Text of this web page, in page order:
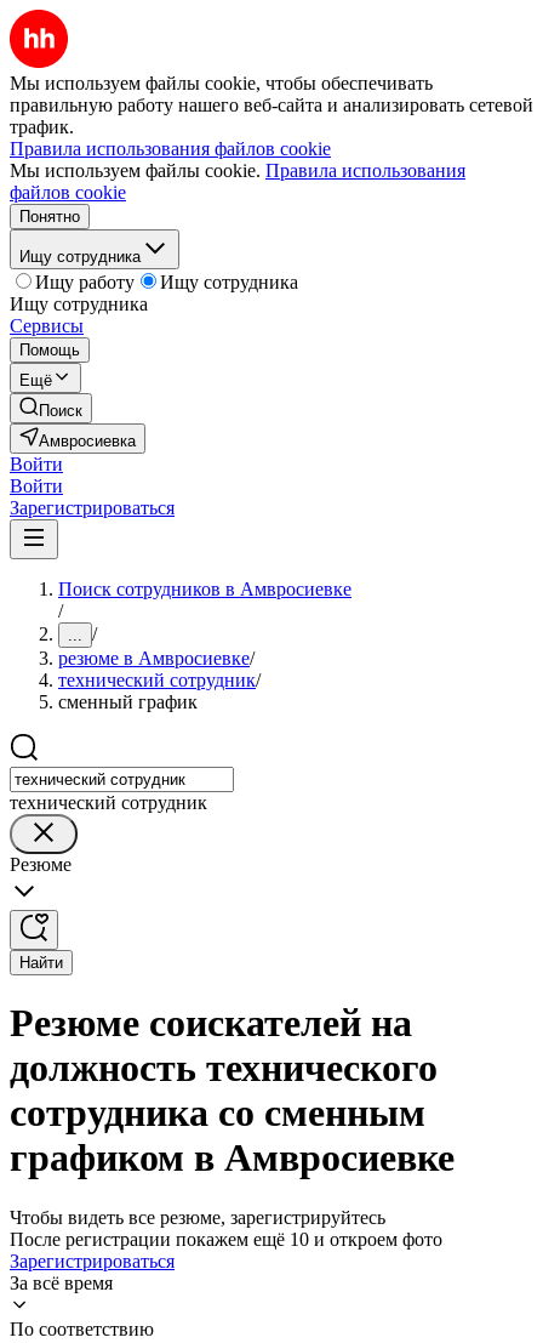
Мы используем файлы cookie, чтобы обеспечивать
правильную работу нашего веб-сайта и анализировать сетевой
трафик.
Правила использования файлов cookie
Мы используем файлы cookie. Правила использования
файлов cookie
Понятно
Ищу сотрудника
Ищу работу
Ищу сотрудника
Ищу сотрудника
Сервисы
Помощь
Ещё
Поиск
Амвросиевка
Войти
Войти
Зарегистрироваться
Поиск сотрудников в Амвросиевке
/
... /
резюме в Амвросиевке/
технический сотрудник/
сменный график
технический сотрудник
Резюме
Найти
Резюме соискателей на
должность технического
сотрудника со сменным
графиком в Амвросиевке
Чтобы видеть все резюме, зарегистрируйтесь
После регистрации покажем ещё 10 и откроем фото
Зарегистрироваться
За всё время
По соответствию